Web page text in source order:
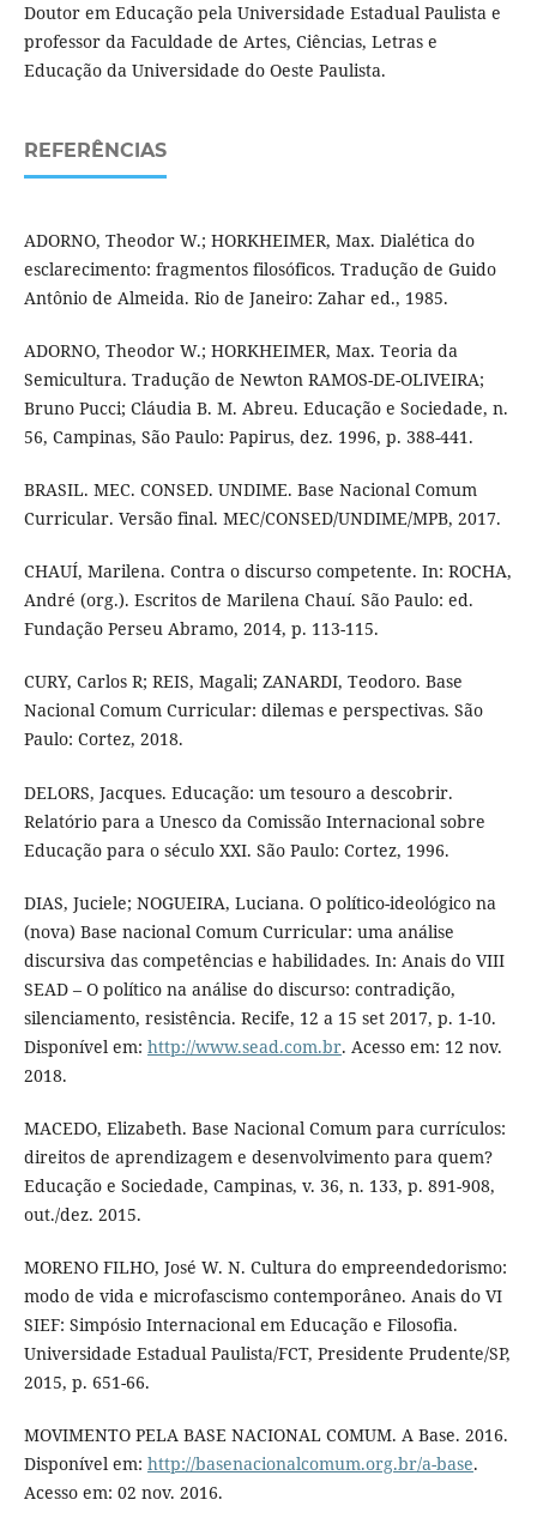
Doutor em Educação pela Universidade Estadual Paulista e
professor da Faculdade de Artes, Ciências, Letras e
Educação da Universidade do Oeste Paulista.
REFERÊNCIAS
ADORNO, Theodor W.; HORKHEIMER, Max. Dialética do
esclarecimento: fragmentos filosóficos. Tradução de Guido
Antônio de Almeida. Rio de Janeiro: Zahar ed., 1985.
ADORNO, Theodor W.; HORKHEIMER, Max. Teoria da
Semicultura. Tradução de Newton RAMOS-DE-OLIVEIRA;
Bruno Pucci; Cláudia B. M. Abreu. Educação e Sociedade, n.
56, Campinas, São Paulo: Papirus, dez. 1996, p. 388-441.
BRASIL. MEC. CONSED. UNDIME. Base Nacional Comum
Curricular. Versão final. MEC/CONSED/UNDIME/MPB, 2017.
CHAUÍ, Marilena. Contra o discurso competente. In: ROCHA,
André (org.). Escritos de Marilena Chauí. São Paulo: ed.
Fundação Perseu Abramo, 2014, p. 113-115.
CURY, Carlos R; REIS, Magali; ZANARDI, Teodoro. Base
Nacional Comum Curricular: dilemas e perspectivas. São
Paulo: Cortez, 2018.
DELORS, Jacques. Educação: um tesouro a descobrir.
Relatório para a Unesco da Comissão Internacional sobre
Educação para o século XXI. São Paulo: Cortez, 1996.
DIAS, Juciele; NOGUEIRA, Luciana. O político-ideológico na
(nova) Base nacional Comum Curricular: uma análise
discursiva das competências e habilidades. In: Anais do VIII
SEAD – O político na análise do discurso: contradição,
silenciamento, resistência. Recife, 12 a 15 set 2017, p. 1-10.
Disponível em: http://www.sead.com.br. Acesso em: 12 nov.
2018.
MACEDO, Elizabeth. Base Nacional Comum para currículos:
direitos de aprendizagem e desenvolvimento para quem?
Educação e Sociedade, Campinas, v. 36, n. 133, p. 891-908,
out./dez. 2015.
MORENO FILHO, José W. N. Cultura do empreendedorismo:
modo de vida e microfascismo contemporâneo. Anais do VI
SIEF: Simpósio Internacional em Educação e Filosofia.
Universidade Estadual Paulista/FCT, Presidente Prudente/SP,
2015, p. 651-66.
MOVIMENTO PELA BASE NACIONAL COMUM. A Base. 2016.
Disponível em: http://basenacionalcomum.org.br/a-base.
Acesso em: 02 nov. 2016.